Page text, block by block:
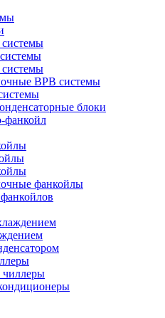
ВРВ системы
блоки
фанкойл
фанкойлы